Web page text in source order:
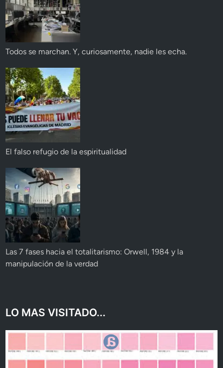
Todos se marchan. Y, curiosamente, nadie les echa.
El falso refugio de la espiritualidad
Las 7 fases hacia el totalitarismo: Orwell, 1984 y la
manipulación de la verdad
LO MAS VISITADO...